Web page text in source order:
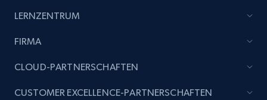
LERNZENTRUM
FIRMA
CLOUD-PARTNERSCHAFTEN
CUSTOMER EXCELLENCE-PARTNERSCHAFTEN